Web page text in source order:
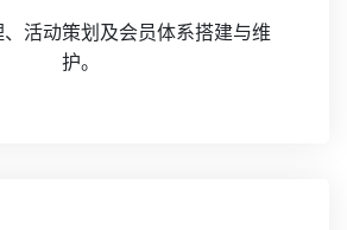
活动策划及会员体系搭建与维
护。